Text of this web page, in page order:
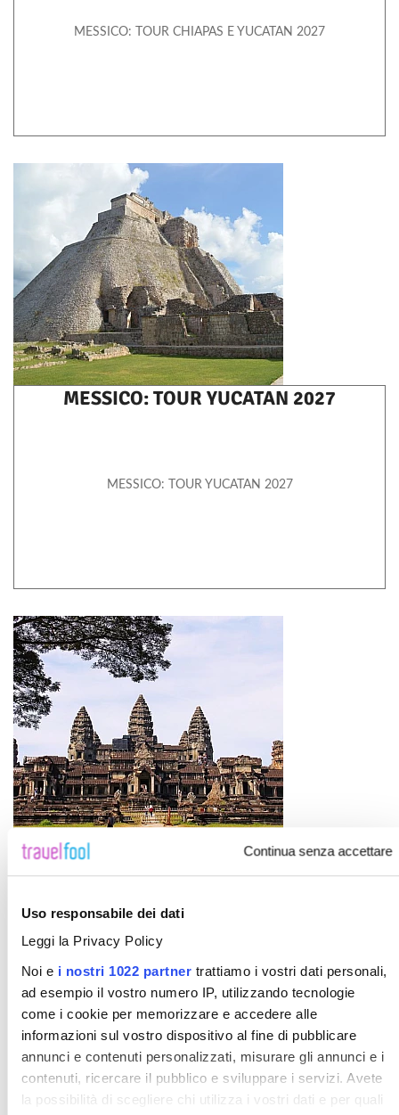
Continua senza accettare
Uso responsabile dei dati
Leggi la Privacy Policy
Noi e i nostri 1022 partnertrattiamo i vostri dati personali,
ad esempio il vostro numero IP, utilizzando tecnologie
come i cookie per memorizzare e accedere alle
informazioni sul vostro dispositivo al fine di pubblicare
annunci e contenuti personalizzati, misurare gli annunci e i
contenuti, ricercare il pubblico e sviluppare i servizi. Avete
la possibilità di scegliere chi utilizza i vostri dati e per quali
MESSICO: TOUR CHIAPAS E YUCATAN 2027
MESSICO: TOUR YUCATAN 2027
MESSICO: TOUR YUCATAN 2027
LAOS E VIETNAM E CAMBOGIA: TOUR
PERLE DI INDOCHINA 2027
LAOS E VIETNAM E CAMBOGIA: TOUR PERLE DI INDOCHINA